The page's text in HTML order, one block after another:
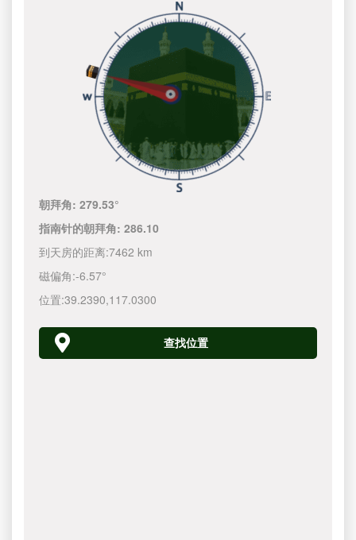
朝拜角:279.53°
指南针的朝拜角:286.10
到天房的距离:7462 km
磁偏角:-6.57°
位置:39.2390,117.0300
查找位置